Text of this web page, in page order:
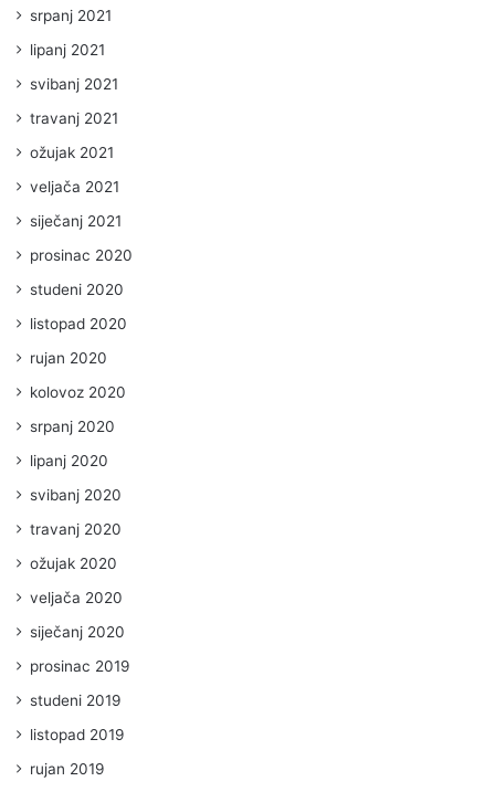
srpanj 2021
lipanj 2021
svibanj 2021
travanj 2021
ožujak 2021
veljača 2021
siječanj 2021
prosinac 2020
studeni 2020
listopad 2020
rujan 2020
kolovoz 2020
srpanj 2020
lipanj 2020
svibanj 2020
travanj 2020
ožujak 2020
veljača 2020
siječanj 2020
prosinac 2019
studeni 2019
listopad 2019
rujan 2019